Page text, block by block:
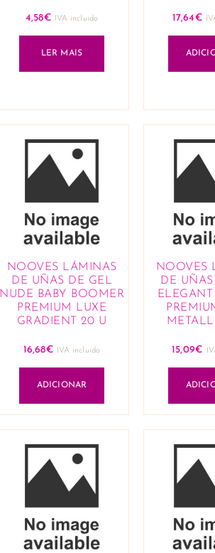
4,58€ IVA incluido
LER MAIS
17,64€
NOOVES LÁMINAS
DE UÑAS DE GEL
NUDE BABY BOOMER
PREMIUM LUXE
GRADIENT 20 U
16,68€ IVA incluido
ADICIONAR
NOOVES
DE
15,09€